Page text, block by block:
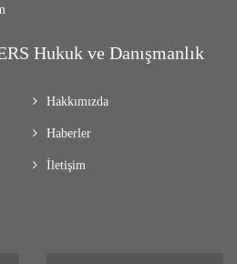
Hukuk ve Danışmanlık
Hakkımızda
Haberler
İletişim